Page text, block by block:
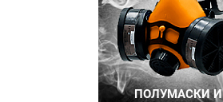
ПОЛУМАСКИ И